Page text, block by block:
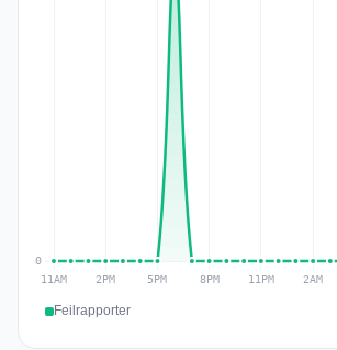
Feilrapporter